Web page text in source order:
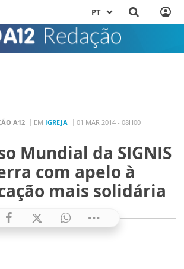
PT
A12 EM IGREJA 01 MAR 2014 - 08H00
Mundial da SIGNIS
com apelo à
mais solidária